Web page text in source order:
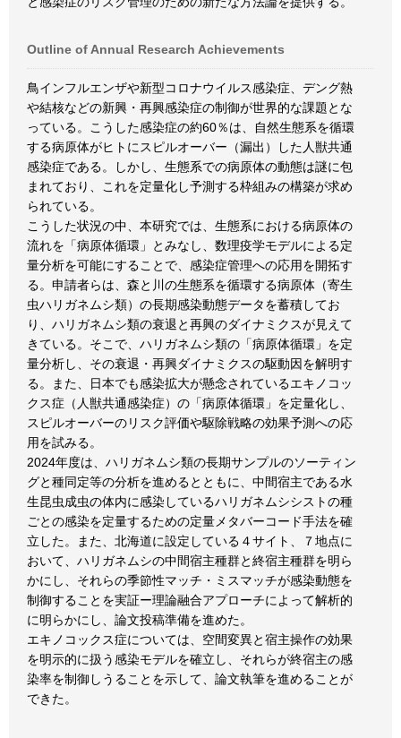
Outline of Annual Research Achievements
鳥インフルエンザや新型コロナウイルス感染症、デング熱
や結核などの新興・再興感染症の制御が世界的な課題とな
っている。こうした感染症の約60％は、自然生態系を循環
する病原体がヒトにスピルオーバー（漏出）した人獣共通
感染症である。しかし、生態系での病原体の動態は謎に包
まれており、これを定量化し予測する枠組みの構築が求め
られている。
こうした状況の中、本研究では、生態系における病原体の
流れを「病原体循環」とみなし、数理疫学モデルによる定
量分析を可能にすることで、感染症管理への応用を開拓す
る。申請者らは、森と川の生態系を循環する病原体（寄生
虫ハリガネムシ類）の長期感染動態データを蓄積してお
り、ハリガネムシ類の衰退と再興のダイナミクスが見えて
きている。そこで、ハリガネムシ類の「病原体循環」を定
量分析し、その衰退・再興ダイナミクスの駆動因を解明す
る。また、日本でも感染拡大が懸念されているエキノコッ
クス症（人獣共通感染症）の「病原体循環」を定量化し、
スピルオーバーのリスク評価や駆除戦略の効果予測への応
用を試みる。
2024年度は、ハリガネムシ類の長期サンプルのソーティン
グと種同定等の分析を進めるとともに、中間宿主である水
生昆虫成虫の体内に感染しているハリガネムシシストの種
ごとの感染を定量するための定量メタバーコード手法を確
立した。また、北海道に設定している４サイト、７地点に
おいて、ハリガネムシの中間宿主種群と終宿主種群を明ら
かにし、それらの季節性マッチ・ミスマッチが感染動態を
制御することを実証ー理論融合アプローチによって解析的
に明らかにし、論文投稿準備を進めた。
エキノコックス症については、空間変異と宿主操作の効果
を明示的に扱う感染モデルを確立し、それらが終宿主の感
染率を制御しうることを示して、論文執筆を進めることが
できた。